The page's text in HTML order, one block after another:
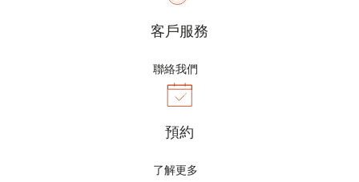
客戶服務
聯絡我們
預約
了解更多